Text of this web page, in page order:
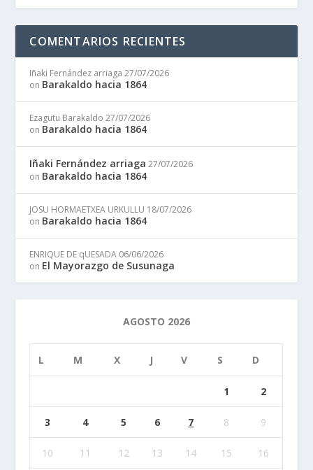
COMENTARIOS RECIENTES
Iñaki Fernández arriaga 27/07/2026
on Barakaldo hacia 1864
Ezagutu Barakaldo 27/07/2026
on Barakaldo hacia 1864
Iñaki Fernández arriaga 27/07/2026
on Barakaldo hacia 1864
JOSU HORMAETXEA URKULLU 18/07/2026
on Barakaldo hacia 1864
ENRIQUE DE qUESADA 06/06/2026
on El Mayorazgo de Susunaga
AGOSTO 2026
L M X J V S D
1 2
3 4 5 6 7 8 9
10 11 12 13 14 15 16